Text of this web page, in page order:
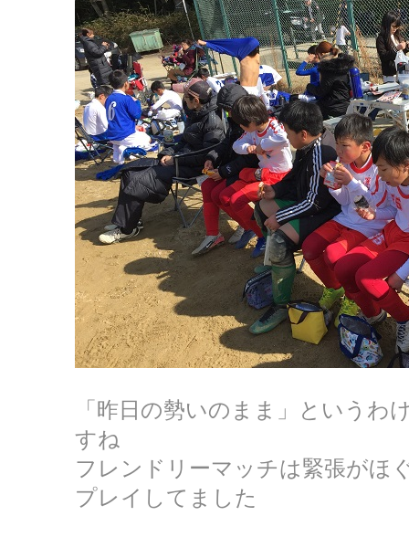
「昨日の勢いのまま」というわ
すね
フレンドリーマッチは緊張がほ
プレイしてました